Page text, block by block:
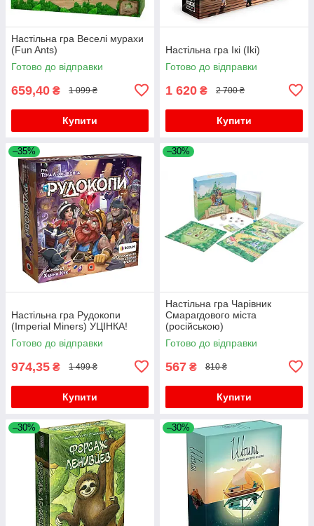
Настільна гра Веселі мурахи
(Fun Ants)
Готово до відправки
659,40 ₴ 1 099 ₴
Купити
Настільна гра Ікі (Iki)
Готово до відправки
1 620 ₴ 2 700 ₴
Купити
–35%
Настільна гра Рудокопи
(Imperial Miners) УЦІНКА!
Готово до відправки
974,35 ₴ 1 499 ₴
Купити
–30%
Настільна гра Чарівник
Смарагдового міста
(російською)
Готово до відправки
567 ₴ 810 ₴
Купити
–30% –30%